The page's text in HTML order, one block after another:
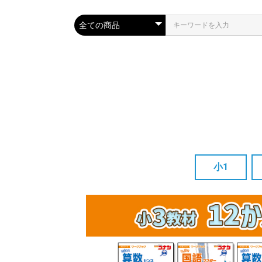
小1
単品
3か月セット
12か月セット